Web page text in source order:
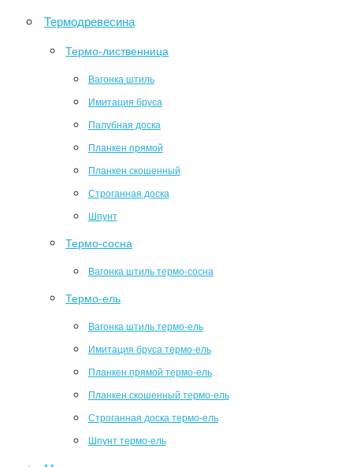
Термодревесина
Термо-лиственница
Вагонка штиль
Имитация бруса
Палубная доска
Планкен прямой
Планкен скошенный
Строганная доска
Шпунт
Термо-сосна
Вагонка штиль термо-сосна
Термо-ель
Вагонка штиль термо-ель
Имитация бруса термо-ель
Планкен прямой термо-ель
Планкен скошенный термо-ель
Строганная доска термо-ель
Шпунт термо-ель